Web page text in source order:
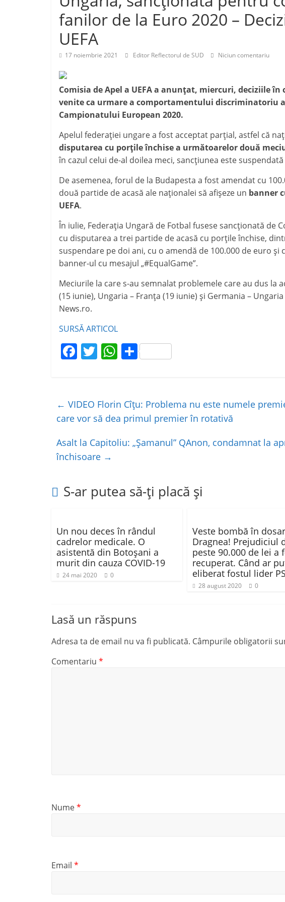
fanilor de la Euro 2020 –
UEFA
17 noiembrie 2021 Editor Reflectorul de SUD Niciun comentariu
​Comisia de Apel a UEFA a anunţat, miercuri, deciziile
venite ca urmare a comportamentului discriminatoriu
Campionatului European 2020.
Apelul federaţiei ungare a fost acceptat parţial, astfel că
disputarea cu porţile închise a următoarelor două
în cazul celui de-al doilea meci, sancţiunea este
De asemenea, forul de la Budapesta a fost amendat cu
două partide de acasă ale naţionalei să afişeze un banner
UEFA.
În iulie, Federaţia Ungară de Fotbal fusese sancţionată de
cu disputarea a trei partide de acasă cu porţile închise,
suspendare pe doi ani, cu o amendă de 100.000 de euro şi
banner-ul cu mesajul „#EqualGame”.
Meciurile la care s-au semnalat problemele care au dus la
(15 iunie), Ungaria – Franţa (19 iunie) şi Germania –
News.ro.
SURSĂ ARTICOL
F
e
b
o
k
T
er
W
s
A
p
P
je
a
ă
← VIDEO Florin Cîțu: Problema nu este numele
care vor să dea primul premier în rotativă
Asalt la Capitoliu: „Șamanul” QAnon, condamnat la
închisoare →
S-ar putea să-ți placă și
Un nou deces în rândul
cadrelor medicale. O
asistentă din Botoșani a
murit din cauza COVID-19
24 mai 2020 0
Veste bombă în
Dragnea! Prejudiciul
peste 90.000 de lei a
recuperat. Când ar
eliberat fostul lider
28 august 2020 0
Lasă un răspuns
Adresa ta de email nu va fi publicată. Câmpurile obligatorii
Comentariu *
Nume*
Email *